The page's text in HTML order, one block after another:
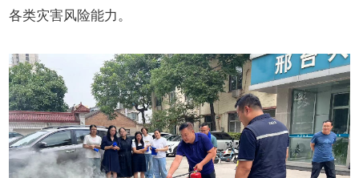
各类灾害风险能力。